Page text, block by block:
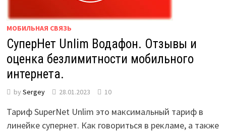
МОБИЛЬНАЯ СВЯЗЬ
СуперНет Unlim Водафон. Отзывы и
оценка безлимитности мобильного
интернета.
by Sergey 28.01.2023 10
Тариф SuperNet Unlim это максимальный тариф в
линейке супернет. Как говориться в рекламе, а также